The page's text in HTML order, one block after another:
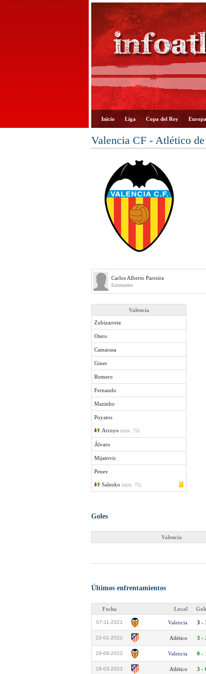
Inicio Liga Copa del Rey Europa
Valencia CF - Atlético
Carlos Alberto Parreira
Entrenador
Valencia
Zubizarreta
Otero
Camarasa
Giner
Romero
Fernando
Mazinho
Poyatos
Arroyo (min. 75)
Álvaro
Mijatovic
Penev
Salenko (min. 75)
Goles
Valencia
Últimos enfrentamientos
Fecha Local
07-11-2021 Valencia 3 -
22-01-2022 Atlético 3 -
29-08-2022 Valencia 0 -
18-03-2023 Atlético 3 -